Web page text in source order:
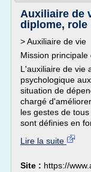
Auxiliaire de
diplome, role
> Auxiliaire de vie
Mission
L'auxiliaire de vie
psychologique
situation de
chargé
les gestes de
sont définies en
Lire la suite
Site : https://